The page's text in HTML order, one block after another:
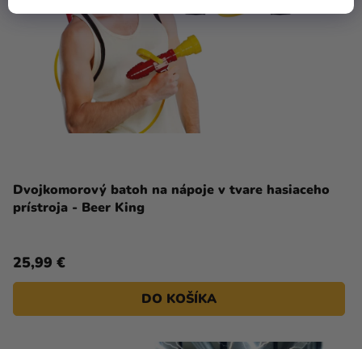
Dvojkomorový batoh na nápoje v tvare hasiaceho
prístroja - Beer King
25,99 €
DO KOŠÍKA